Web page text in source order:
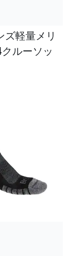
ズ軽量メリ
ルーソッ